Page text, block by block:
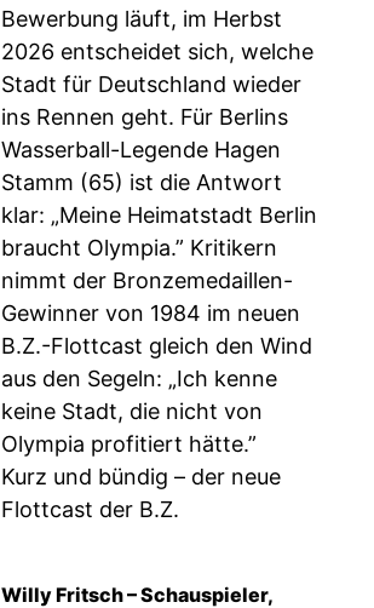
Bewerbung läuft, im Herbst
2026 entscheidet sich, welche
Stadt für Deutschland wieder
ins Rennen geht. Für Berlins
Wasserball-Legende Hagen
Stamm (65) ist die Antwort
klar: „Meine Heimatstadt Berlin
braucht Olympia.” Kritikern
nimmt der Bronzemedaillen-
Gewinner von 1984 im neuen
B.Z.-Flottcast gleich den Wind
aus den Segeln: „Ich kenne
keine Stadt, die nicht von
Olympia profitiert hätte.”
Kurz und bündig – der neue
Flottcast der B.Z.
Willy Fritsch – Schauspieler,